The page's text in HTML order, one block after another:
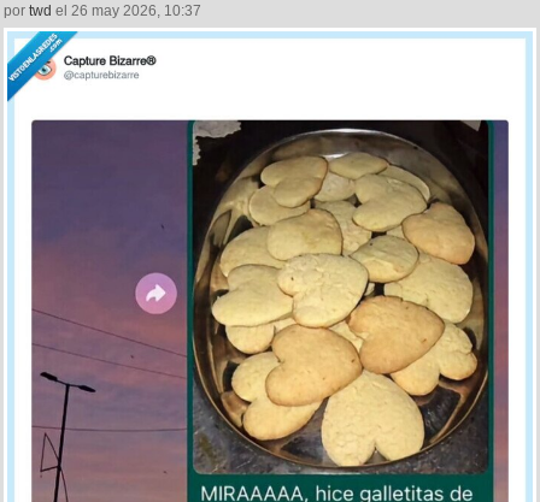
por twd el 26 may 2026, 10:37